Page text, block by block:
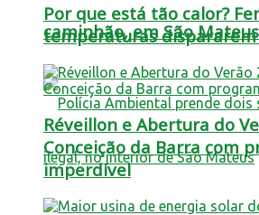
caminhão, em São Mateus
Por que está tão calor?
temperaturas dispararem
Réveillon e Abertura do
Conceição da Barra com
imperdível